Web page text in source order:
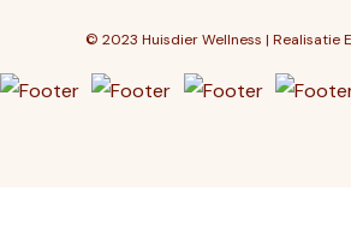
© 2023 Huisdier Wellness | Realisatie